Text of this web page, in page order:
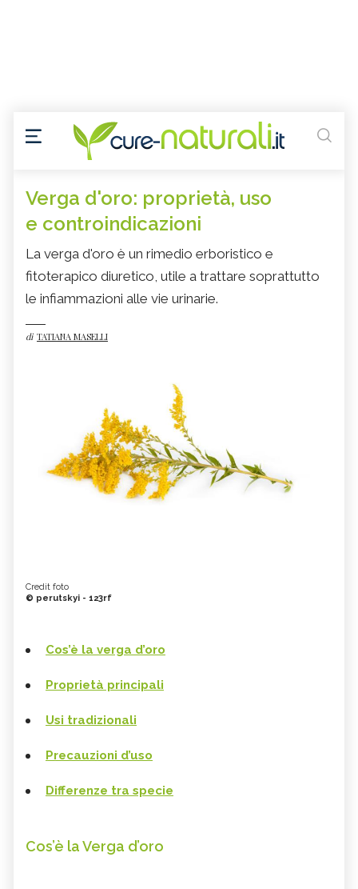
Verga d'oro: proprietà, uso
e controindicazioni
La verga d'oro è un rimedio erboristico e
fitoterapico diuretico, utile a trattare soprattutto
le infiammazioni alle vie urinarie.
di TATIANA MASELLI
Credit foto
© perutskyi - 123rf
Cos’è la verga d’oro
Proprietà principali
Usi tradizionali
Precauzioni d’uso
Differenze tra specie
Cos’è la Verga d’oro